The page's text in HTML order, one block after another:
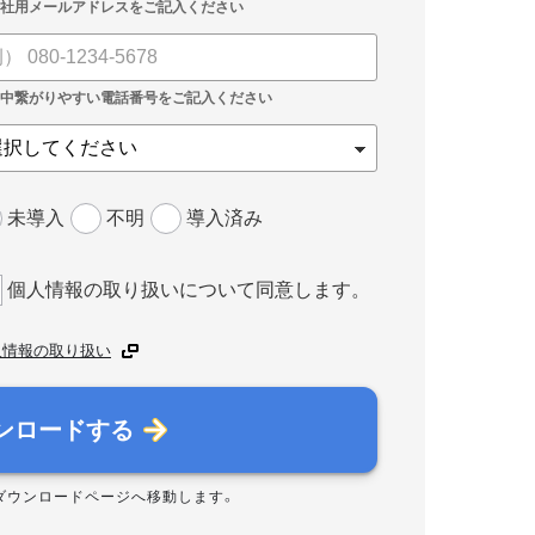
未導入 不明 導入済み
個人情報の取り扱いについて同意します。
報の取り扱い
ロードする
ウンロードページへ移動します。